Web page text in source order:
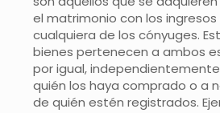
el matrimonio con los ingresos
cualquiera de los cónyuges.
bienes pertenecen a ambos
por igual,
quién los haya comprado o a
de quién estén registrados.